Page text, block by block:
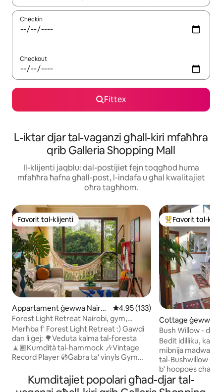
Checkin
Checkout
Fittex
L-iktar djar tal-vaganzi għall-kiri mfaħħra
qrib Galleria Shopping Mall
Il-klijenti jaqblu: dal-postijiet fejn toqgħod huma
mfaħħra ħafna għall-post, l-indafa u għal kwalitajiet
oħra tagħhom.
Favorit tal-klijenti
Favorit tal-klijenti
Appartament ġewwa Nairo
bi
Rating medju ta' 4.95 minn 5,
4.95 (133)
Forest Light Retreat Nairobi, gym,
pixxina
Merħba f' Forest Light Retreat :) Gawdi
dan li ġej: 🌳Veduta kalma tal-foresta
🧘🏾Kumdità tal-hammock 🎶Vintage
Record Player 💿Ġabra ta' vinyls Gym
msaħħna 🎱Imwejjed tal-pixxini 🏓Ping
Pong spazju 💼tax-xogħol 🚀Wifi Tajjeb
Wieħed mill-
Favorit tal-
Cottage ġewwa
Bush Willow -
moħbi.
Bedit idilliku,
mibnija madwar
tal-Bushwillow
b' hoopoes
għall-iljieli ta'
elettriku, inverter
Kumditajiet popolari għad-djar tal-